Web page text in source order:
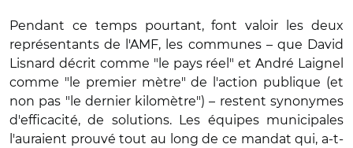
Pendant ce temps pourtant, font valoir les deux
représentants de l'AMF, les communes – que David
Lisnard décrit comme "le pays réel" et André Laignel
comme "le premier mètre" de l'action publique (et
non pas "le dernier kilomètre") – restent synonymes
d'efficacité, de solutions. Les équipes municipales
l'auraient prouvé tout au long de ce mandat qui, a-t-